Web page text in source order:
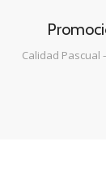
Calidad Pascual